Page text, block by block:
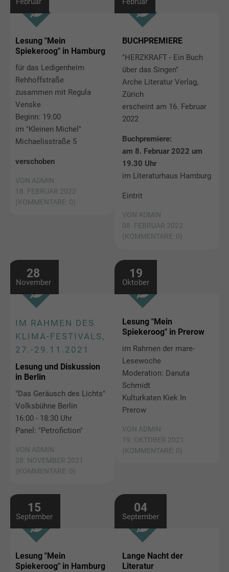
Lesung "Mein
Spiekeroog" in Hamburg
für das Ledigenheim
Rehhoffstraße
zusammen mit Regula
Venske
Beginn: 19:00
im "Kleinen Michel"
Michaelisstraße 5
verschoben
VON ADMIN
18. FEBRUAR 2022
(KOMMENTARE: 0)
BUCHPREMIERE
"HERZKRAFT - Ein Buch
über das Singen"
Arche Literatur Verlag,
Zürich
erscheint am 16. Februar
2022
Buchpremiere:
am 8. Februar 2022 um
19.30 Uhr
im Literaturhaus Hamburg
Eintrit
VON ADMIN
08. FEBRUAR 2022
(KOMMENTARE: 0)
28
November
IM RAHMEN DES
KLIMA-FESTIVALS,
27.-29.11.2021
Lesung und Diskussion
in Berlin
"Das Geräusch des Lichts"
Volksbühne Berlin
16:00 - 18:30 Uhr
Panel: "Petrofiction"
VON ADMIN
28. NOVEMBER 2021
(KOMMENTARE: 0)
19
Oktober
Lesung "Mein
Spiekeroog" in Prerow
im Rahmen der mare-
Lesewoche
Moderation: Danuta
Schmidt
Kulturkaten Kiek In
Prerow
VON ADMIN
19. OKTOBER 2021
(KOMMENTARE: 0)
15
September
Lesung "Mein
Spiekeroog" in Hamburg
04
September
Lange Nacht der
Literatur